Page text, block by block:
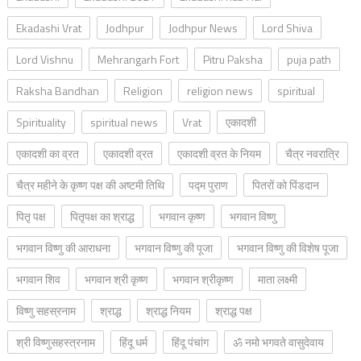
Ekadashi Vrat
Jodhpur Jodhpur News
Lord Shiva
Lord Vishnu
Mehrangarh Fort Pitru Paksha
puja path
Raksha Bandhan
Religion religion news
spiritual
Spirituality
spiritual news Vrat
एकादशी
एकादशी का व्रत
एकादशी व्रत एकादशी व्रत के नियम
चैत्र नवरात्रि
चैत्र महीने के कृष्ण पक्ष की अष्टमी तिथि
पद्म पुराण
पितरों को पिंडदान
पितृ पक्ष
पितृपक्ष का श्राद्ध भगवान कृष्ण
भगवान विष्णु
भगवान विष्णु की आराधना
भगवान विष्णु की पूजा
भगवान विष्णु की विशेष पूजा
भगवान शिव
भगवान श्री कृष्ण भगवान श्रीकृष्ण
माता लक्ष्मी
विष्णु सहस्रनाम
श्राद्ध श्राद्ध नियम
श्राद्ध पक्ष
श्री विष्णुसहस्त्रनाम
हिंदू धर्म हिंदू पंचांग ॐ नमो भगवते वासुदेवाय